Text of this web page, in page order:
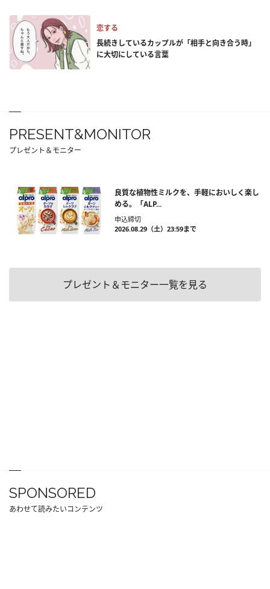
恋する
長続きしているカップルが「相手と向き合う時」
に大切にしている言葉
PRESENT&MONITOR
プレゼント＆モニター
良質な植物性ミルクを、手軽においしく楽し
める。「ALP...
申込締切
2026.08.29（土）23:59まで
プレゼント＆モニター一覧を見る
SPONSORED
あわせて読みたいコンテンツ